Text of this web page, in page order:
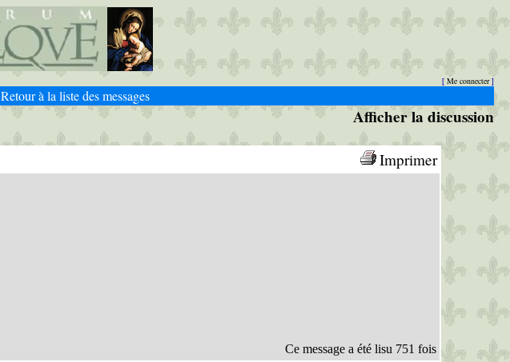
[ Me connecter]
Retour à la liste des messages
Afficher la discussion
Imprimer
Ce message a été lisu 751 fois